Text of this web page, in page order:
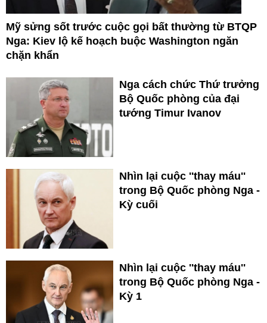
Mỹ sửng sốt trước cuộc gọi bất thường từ BTQP
Nga: Kiev lộ kế hoạch buộc Washington ngăn
chặn khẩn
Nga cách chức Thứ trưởng
Bộ Quốc phòng của đại
tướng Timur Ivanov
Nhìn lại cuộc ''thay máu''
trong Bộ Quốc phòng Nga -
Kỳ cuối
Nhìn lại cuộc ''thay máu''
trong Bộ Quốc phòng Nga -
Kỳ 1